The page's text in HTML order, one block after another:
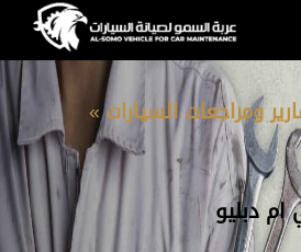
ومراجعات السيارات
دبليو